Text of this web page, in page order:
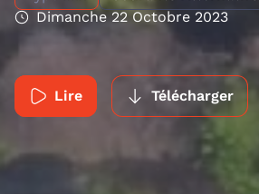
Dimanche 22 Octobre 2023
Lire Télécharger